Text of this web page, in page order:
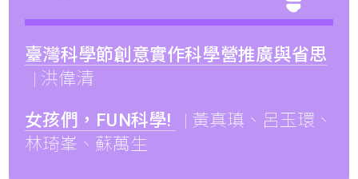
臺灣科學節創意實作科學營推廣與省思
| 洪偉清
女孩們，FUN科學!
| 黃真瑱、呂玉環、
林琦峯、蘇萬生